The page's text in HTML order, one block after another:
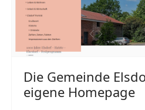
Die Gemeinde
eigene Homepage